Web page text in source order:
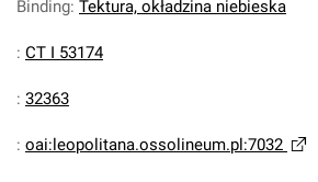
Binding: Tektura, okładzina niebieska
: CT I 53174
: 32363
: oai:leopolitana.ossolineum.pl:7032